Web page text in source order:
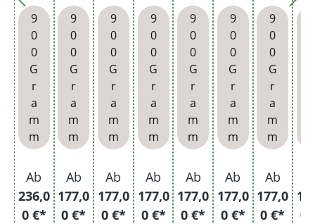
Mega
box
mit
wähl
baren
Filter
hülse
n und
Roule
tte
Asch
enbe
cher
9
0
0
G
r
a
m
m
Ab
236,0
0 €*
Mega
box
9
0
0
G
r
a
m
m
Ab
177,0
0 €*
Mega
box
mit
2000
Hülse
n und
Etui
9
0
0
G
r
a
m
m
Ab
177,0
0 €*
Mega
box
mit
2000
Plus
Hülse
n und
Etui
9
0
0
G
r
a
m
m
Ab
177,0
0 €*
Mega
box
mit
2000
Full
Flavo
r
Extra
Hülse
n und
Etui
9
0
0
G
r
a
m
m
Ab
177,0
0 €*
Mega
box
mit
2000
Full
Flavo
r
Extra
Hülse
n
9
0
0
G
r
a
m
m
Ab
177,0
0 €*
Mega
box
mit
2000
King
Size
Hülse
n und
Dreh
asche
nbec
her
9
0
0
G
r
a
m
m
Ab
177,0
0 €*
0